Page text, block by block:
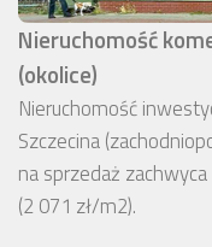
Nieruchomość
(okolice)
Nieruchomość
Szczecina
na sprzedaż
(2 071 zł/m2).